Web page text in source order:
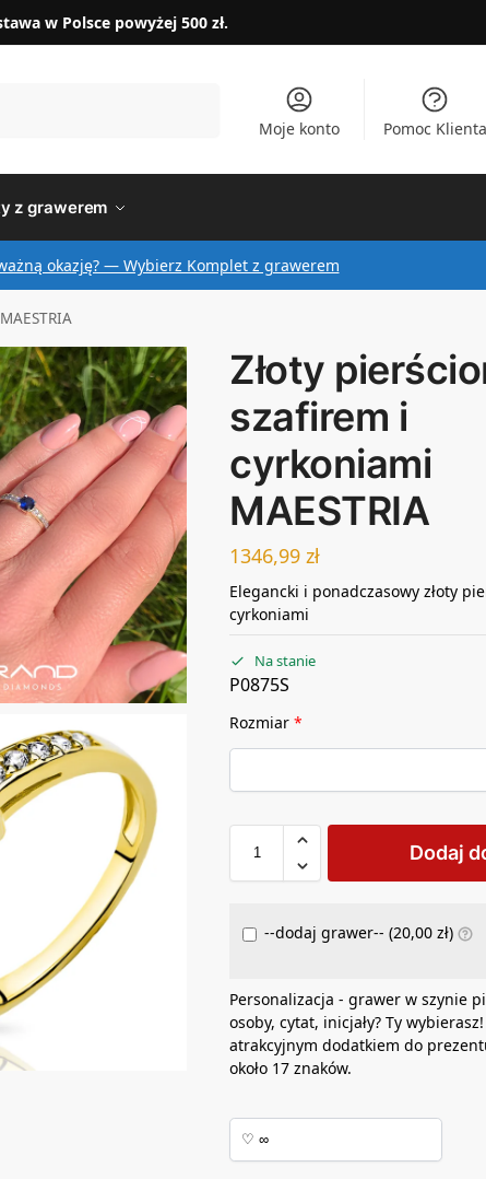
w Polsce powyżej 500 zł.
Moje konto Pomoc Klienta
z grawerem
okazję? — Wybierz Komplet z grawerem
Złoty
szafirem i
cyrkoniami
MAESTRIA
1346,99 zł
Elegancki i ponadczasowy złoty
cyrkoniami
Na stanie
P0875S
Rozmiar*
Dodaj
--dodaj grawer-- (20,00zł)
Personalizacja - grawer w szynie
osoby, cytat, inicjały? Ty
atrakcyjnym dodatkiem do
około 17 znaków.